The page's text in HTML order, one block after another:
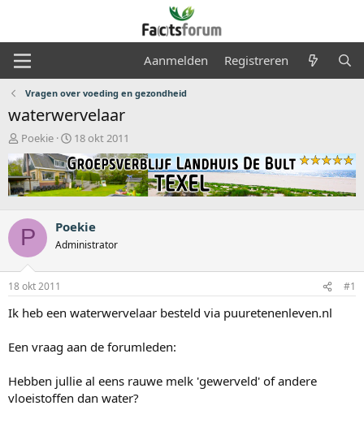
Aanmelden Registreren
Vragen over voeding en gezondheid
waterwervelaar
O
n
d
e
r
e
p
s
t
a
r
e
r
Poekie
S
a
r
t
a
t
m
18 okt 2011
P Poekie
Administrator
18 okt 2011 #1
Ik heb een waterwervelaar besteld via puuretenenleven.nl
Een vraag aan de forumleden:
Hebben jullie al eens rauwe melk 'gewerveld' of andere
vloeistoffen dan water?